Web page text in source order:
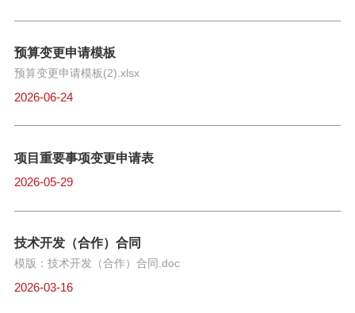
预算变更申请模板
预算变更申请模板(2).xlsx
2026-06-24
项目重要事项变更申请表
2026-05-29
技术开发（合作）合同
模版：技术开发（合作）合同.doc
2026-03-16